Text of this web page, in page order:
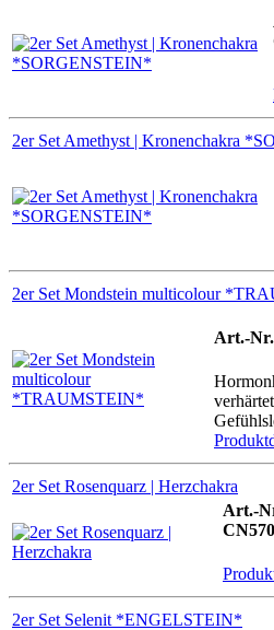
2er Set Amethyst | Kronenchakra
2er Set Mondstein multicolour
Art.-
2er Set Rosenquarz | Herzchakra
Art.-
2er Set Selenit *ENGELSTEIN*